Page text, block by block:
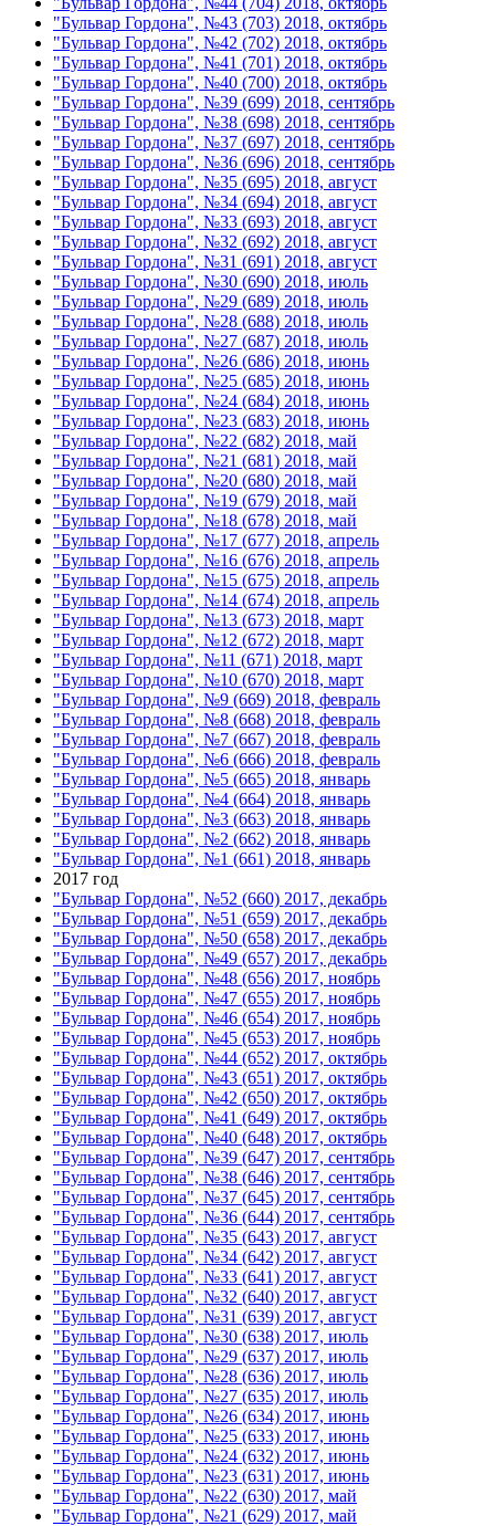
"Бульвар Гордона", №43 (703) 2018, октябрь
"Бульвар Гордона", №42 (702) 2018, октябрь
"Бульвар Гордона", №41 (701) 2018, октябрь
"Бульвар Гордона", №40 (700) 2018, октябрь
"Бульвар Гордона", №39 (699) 2018, сентябрь
"Бульвар Гордона", №38 (698) 2018, сентябрь
"Бульвар Гордона", №37 (697) 2018, сентябрь
"Бульвар Гордона", №36 (696) 2018, сентябрь
"Бульвар Гордона", №35 (695) 2018, август
"Бульвар Гордона", №34 (694) 2018, август
"Бульвар Гордона", №33 (693) 2018, август
"Бульвар Гордона", №32 (692) 2018, август
"Бульвар Гордона", №31 (691) 2018, август
"Бульвар Гордона", №30 (690) 2018, июль
"Бульвар Гордона", №29 (689) 2018, июль
"Бульвар Гордона", №28 (688) 2018, июль
"Бульвар Гордона", №27 (687) 2018, июль
"Бульвар Гордона", №26 (686) 2018, июнь
"Бульвар Гордона", №25 (685) 2018, июнь
"Бульвар Гордона", №24 (684) 2018, июнь
"Бульвар Гордона", №23 (683) 2018, июнь
"Бульвар Гордона", №22 (682) 2018, май
"Бульвар Гордона", №21 (681) 2018, май
"Бульвар Гордона", №20 (680) 2018, май
"Бульвар Гордона", №19 (679) 2018, май
"Бульвар Гордона", №18 (678) 2018, май
"Бульвар Гордона", №17 (677) 2018, апрель
"Бульвар Гордона", №16 (676) 2018, апрель
"Бульвар Гордона", №15 (675) 2018, апрель
"Бульвар Гордона", №14 (674) 2018, апрель
"Бульвар Гордона", №13 (673) 2018, март
"Бульвар Гордона", №12 (672) 2018, март
"Бульвар Гордона", №11 (671) 2018, март
"Бульвар Гордона", №10 (670) 2018, март
"Бульвар Гордона", №9 (669) 2018, февраль
"Бульвар Гордона", №8 (668) 2018, февраль
"Бульвар Гордона", №7 (667) 2018, февраль
"Бульвар Гордона", №6 (666) 2018, февраль
"Бульвар Гордона", №5 (665) 2018, январь
"Бульвар Гордона", №4 (664) 2018, январь
"Бульвар Гордона", №3 (663) 2018, январь
"Бульвар Гордона", №2 (662) 2018, январь
"Бульвар Гордона", №1 (661) 2018, январь
2017 год
"Бульвар Гордона", №52 (660) 2017, декабрь
"Бульвар Гордона", №51 (659) 2017, декабрь
"Бульвар Гордона", №50 (658) 2017, декабрь
"Бульвар Гордона", №49 (657) 2017, декабрь
"Бульвар Гордона", №48 (656) 2017, ноябрь
"Бульвар Гордона", №47 (655) 2017, ноябрь
"Бульвар Гордона", №46 (654) 2017, ноябрь
"Бульвар Гордона", №45 (653) 2017, ноябрь
"Бульвар Гордона", №44 (652) 2017, октябрь
"Бульвар Гордона", №43 (651) 2017, октябрь
"Бульвар Гордона", №42 (650) 2017, октябрь
"Бульвар Гордона", №41 (649) 2017, октябрь
"Бульвар Гордона", №40 (648) 2017, октябрь
"Бульвар Гордона", №39 (647) 2017, сентябрь
"Бульвар Гордона", №38 (646) 2017, сентябрь
"Бульвар Гордона", №37 (645) 2017, сентябрь
"Бульвар Гордона", №36 (644) 2017, сентябрь
"Бульвар Гордона", №35 (643) 2017, август
"Бульвар Гордона", №34 (642) 2017, август
"Бульвар Гордона", №33 (641) 2017, август
"Бульвар Гордона", №32 (640) 2017, август
"Бульвар Гордона", №31 (639) 2017, август
"Бульвар Гордона", №30 (638) 2017, июль
"Бульвар Гордона", №29 (637) 2017, июль
"Бульвар Гордона", №28 (636) 2017, июль
"Бульвар Гордона", №27 (635) 2017, июль
"Бульвар Гордона", №26 (634) 2017, июнь
"Бульвар Гордона", №25 (633) 2017, июнь
"Бульвар Гордона", №24 (632) 2017, июнь
"Бульвар Гордона", №23 (631) 2017, июнь
"Бульвар Гордона", №22 (630) 2017, май
"Бульвар Гордона", №21 (629) 2017, май